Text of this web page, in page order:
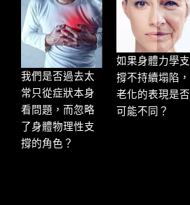
我們是否過去太
常只從症狀本身
看問題，而忽略
了身體物理性支
撐的角色？
如果身體力學支
撐不持續塌陷，
老化的表現是否
可能不同？